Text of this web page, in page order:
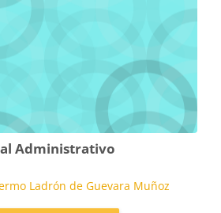
Administrativo
Ladrón de Guevara Muñoz